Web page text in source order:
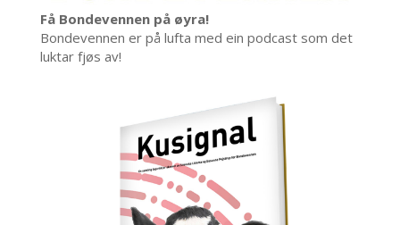
Få Bondevennen på øyra!
Bondevennen er på lufta med ein podcast som det
luktar fjøs av!